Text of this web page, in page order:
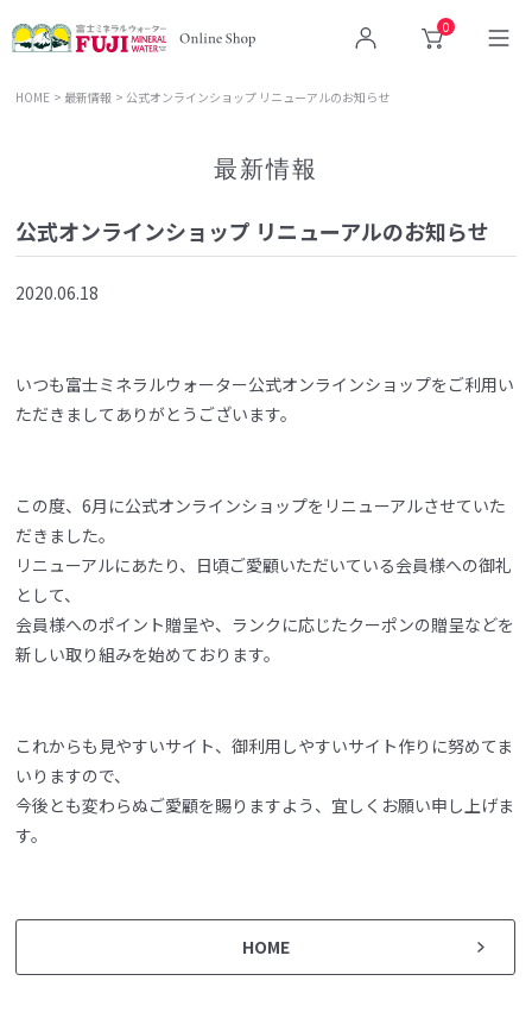
ログイン
0
カート
HOME 最新情報 公式オンラインショップ リニューアルのお知らせ
最新情報
公式オンラインショップ リニューアルのお知らせ
2020.06.18
いつも富士ミネラルウォーター公式オンラインショップをご利用い
ただきましてありがとうございます。
この度、6月に公式オンラインショップをリニューアルさせていた
だきました。
リニューアルにあたり、日頃ご愛顧いただいている会員様への御礼
として、
会員様へのポイント贈呈や、ランクに応じたクーポンの贈呈などを
新しい取り組みを始めております。
これからも見やすいサイト、御利用しやすいサイト作りに努めてま
いりますので、
今後とも変わらぬご愛顧を賜りますよう、宜しくお願い申し上げま
す。
HOME